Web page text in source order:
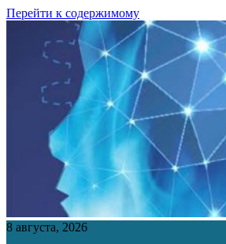
Перейти к содержимому
8 августа, 2026